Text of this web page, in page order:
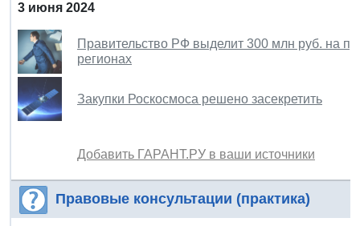
3 июня 2024
Правительство РФ выделит 300 млн руб. на
регионах
Закупки Роскосмоса решено засекретить
Добавить ГАРАНТ.РУ в ваши источники
Правовые консультации (практика)